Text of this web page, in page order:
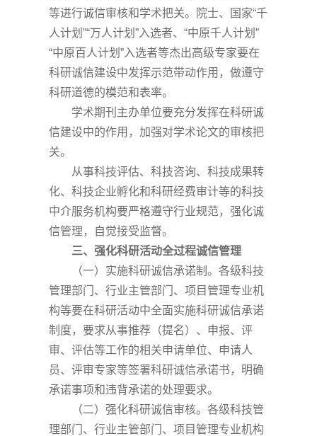
等进行诚信审核和学术把关。院士、国家“千
人计划”“万人计划”入选者、“中原千人计划”
“中原百人计划”入选者等杰出高级专家要在
科研诚信建设中发挥示范带动作用，做遵守
科研道德的模范和表率。
学术期刊主办单位要充分发挥在科研诚
信建设中的作用，加强对学术论文的审核把
关。
从事科技评估、科技咨询、科技成果转
化、科技企业孵化和科研经费审计等的科技
中介服务机构要严格遵守行业规范，强化诚
信管理，自觉接受监督。
三、强化科研活动全过程诚信管理
（一）实施科研诚信承诺制。各级科技
管理部门、行业主管部门、项目管理专业机
构等要在科研活动中全面实施科研诚信承诺
制度，要求从事推荐（提名）、申报、评
审、评估等工作的相关申请单位、申请人
员、评审专家等签署科研诚信承诺书，明确
承诺事项和违背承诺的处理要求。
（二）强化科研诚信审核。各级科技管
理部门、行业主管部门、项目管理专业机构